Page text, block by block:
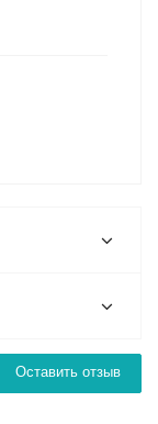
Оставить отзыв